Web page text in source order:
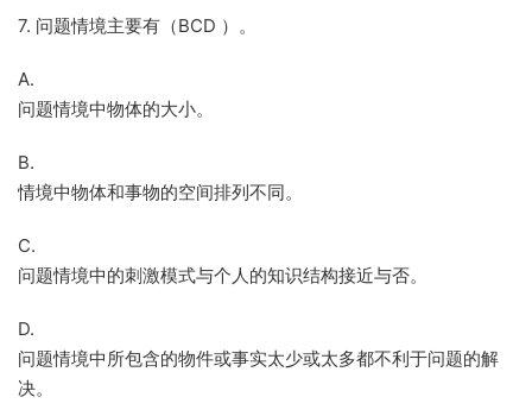
7. 问题情境主要有（BCD ）。
A.
问题情境中物体的大小。
B.
情境中物体和事物的空间排列不同。
C.
问题情境中的刺激模式与个人的知识结构接近与否。
D.
问题情境中所包含的物件或事实太少或太多都不利于问题的解
决。